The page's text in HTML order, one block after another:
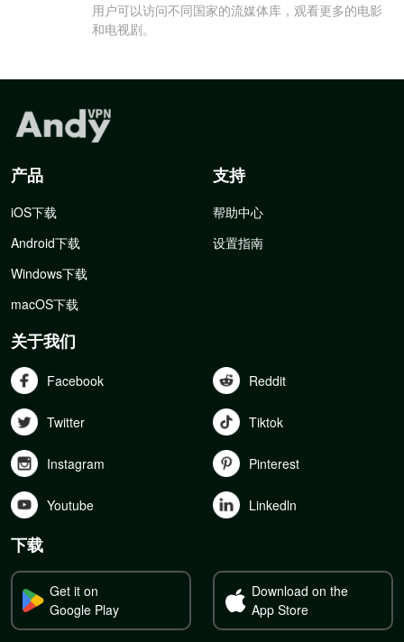
用户可以访问不同国家的流媒体库，观看更多的电影
和电视剧。
产品
iOS下载
Android下载
Windows下载
macOS下载
支持
帮助中心
设置指南
关于我们
Facebook Reddit
Twitter Tiktok
Instagram Pinterest
Youtube Linkedln
下载
Get it on
Google Play
Download on the
App Store